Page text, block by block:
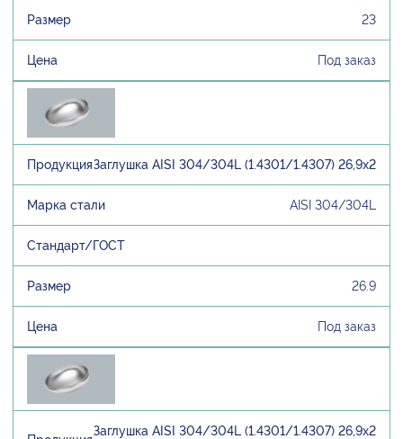
23
Под заказ
Заглушка AISI 304/304L (1.4301/1.4307) 26,9х2
AISI 304/304L
26.9
Под заказ
Заглушка AISI 304/304L (1.4301/1.4307) 26,9х2